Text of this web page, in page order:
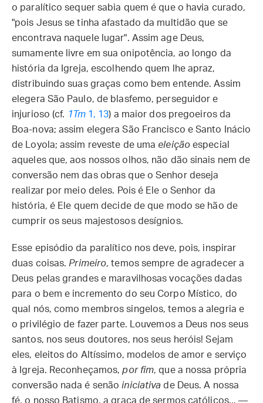
o paralítico sequer sabia quem é que o havia curado,
"pois Jesus se tinha afastado da multidão que se
encontrava naquele lugar". Assim age Deus,
sumamente livre em sua onipotência, ao longo da
história da Igreja, escolhendo quem lhe apraz,
distribuindo suas graças como bem entende. Assim
elegera São Paulo, de blasfemo, perseguidor e
injurioso (cf. 1Tm1, 13) a maior dos pregoeiros da
Boa-nova; assim elegera São Francisco e Santo Inácio
de Loyola; assim reveste de uma eleiçãoespecial
aqueles que, aos nossos olhos, não dão sinais nem de
conversão nem das obras que o Senhor deseja
realizar por meio deles. Pois é Ele o Senhor da
história, é Ele quem decide de que modo se hão de
cumprir os seus majestosos desígnios.
Esse episódio da paralítico nos deve, pois, inspirar
duas coisas. Primeiro, temos sempre de agradecer a
Deus pelas grandes e maravilhosas vocações dadas
para o bem e incremento do seu Corpo Místico, do
qual nós, como membros singelos, temos a alegria e
o privilégio de fazer parte. Louvemos a Deus nos seus
santos, nos seus doutores, nos seus heróis! Sejam
eles, eleitos do Altíssimo, modelos de amor e serviço
à Igreja. Reconheçamos,por fim, que a nossa própria
conversão nada é senãoiniciativa de Deus. A nossa
fé, o nosso Batismo, a graça de sermos católicos... —